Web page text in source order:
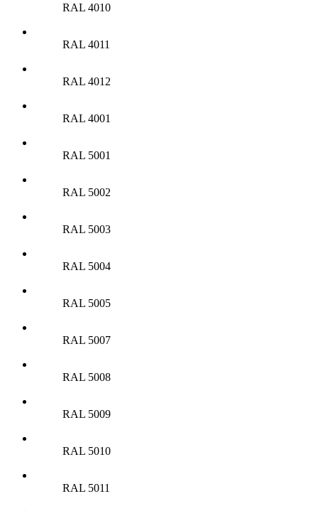
RAL 4010
RAL 4011
RAL 4012
RAL 4001
RAL 5001
RAL 5002
RAL 5003
RAL 5004
RAL 5005
RAL 5007
RAL 5008
RAL 5009
RAL 5010
RAL 5011